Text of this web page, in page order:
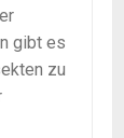
gibt es
zu